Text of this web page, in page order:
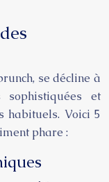
se décline à
sophistiquées et
habituels. Voici 5
phare :